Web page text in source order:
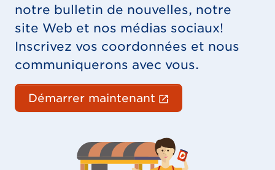
notre bulletin de nouvelles, notre
site Web et nos médias sociaux!
Inscrivez vos coordonnées et nous
communiquerons avec vous.
Démarrer maintenant